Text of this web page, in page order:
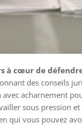
à cœur de
des conseils
avec acharnement
sous pression
qui vous pouvez